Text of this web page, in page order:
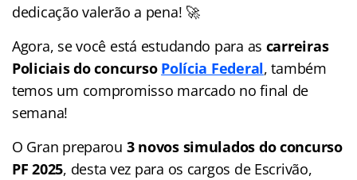
dedicação valerão a pena! 🚀
Agora, se você está estudando para as carreiras
Policiais do concurso Polícia Federal, também
temos um compromisso marcado no final de
semana!
O Gran preparou 3 novos simulados do concurso
PF 2025, desta vez para os cargos de Escrivão,